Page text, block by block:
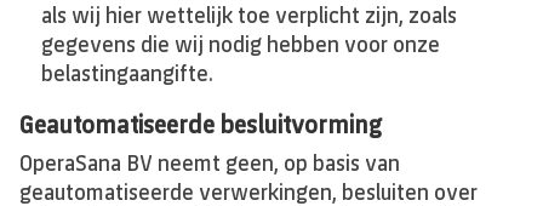
als wij hier wettelijk toe verplicht zijn, zoals
gegevens die wij nodig hebben voor onze
belastingaangifte.
Geautomatiseerde besluitvorming
OperaSana BV neemt geen, op basis van
geautomatiseerde verwerkingen, besluiten over